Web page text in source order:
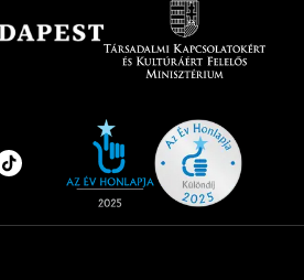
of
year